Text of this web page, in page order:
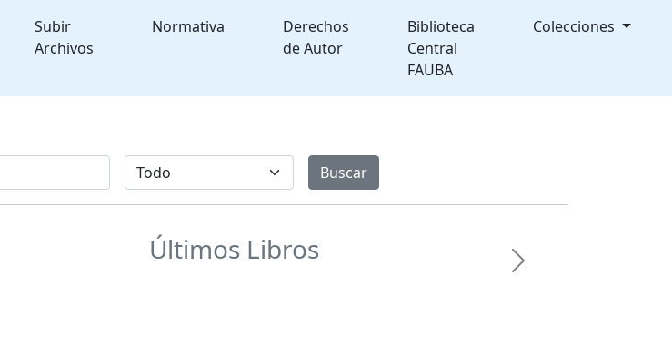
Subir
Archivos
Normativa
Derechos
de Autor
Biblioteca
Central
FAUBA
Colecciones
Últimos Libros Next